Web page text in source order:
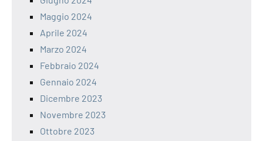
Maggio 2024
Aprile 2024
Marzo 2024
Febbraio 2024
Gennaio 2024
Dicembre 2023
Novembre 2023
Ottobre 2023